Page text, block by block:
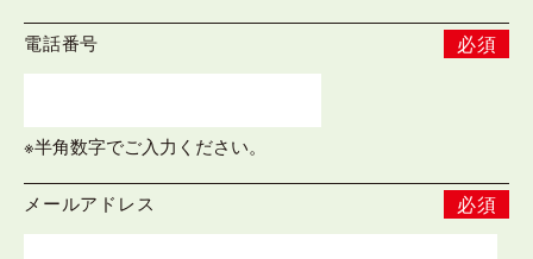
電話番号 必須
※半角数字でご入力ください。
メールアドレス 必須